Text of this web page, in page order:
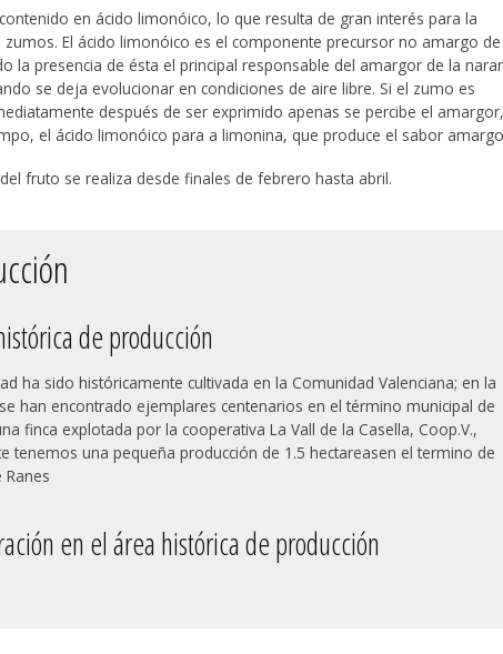
en ácido limonóico, lo que resulta de gran interés para la
zumos. El ácido limonóico es el componente precursor no amargo de
la presencia de ésta el principal responsable del amargor de la
se deja evolucionar en condiciones de aire libre. Si el zumo es
después de ser exprimido apenas se percibe el amargor,
el ácido limonóico para a limonina, que produce el sabor
fruto se realiza desde finales de febrero hasta abril.
de producción
ha sido históricamente cultivada en la Comunidad Valenciana; en la
han encontrado ejemplares centenarios en el término municipal de
finca explotada por la cooperativa La Vall de la Casella, Coop.V.,
tenemos una pequeña producción de 1.5 hectareasen el termino de
Ranes
en el área histórica de producción